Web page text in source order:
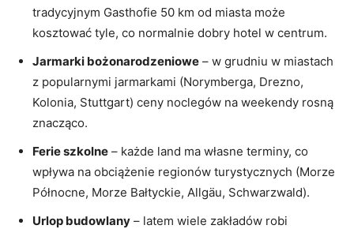
tradycyjnym Gasthofie 50 km od miasta może
kosztować tyle, co normalnie dobry hotel w centrum.
Jarmarki bożonarodzeniowe – w grudniu w miastach
z popularnymi jarmarkami (Norymberga, Drezno,
Kolonia, Stuttgart) ceny noclegów na weekendy rosną
znacząco.
Ferie szkolne – każde land ma własne terminy, co
wpływa na obciążenie regionów turystycznych (Morze
Północne, Morze Bałtyckie, Allgäu, Schwarzwald).
Urlop budowlany – latem wiele zakładów robi